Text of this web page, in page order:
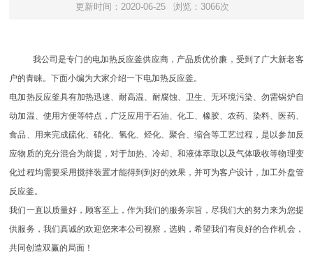
更新时间：2020-06-25 浏览：3066次
我公司是专门的电加热反应釜供应商，产品质优价廉，受到了广大新老客
户的青睐。下面小编为大家介绍一下电加热反应釜。
电加热反应釜具有加热迅速、耐高温、耐腐蚀、卫生、无环境污染、勿需锅炉自
动加温、使用方便等特点，广泛应用于石油、化工、橡胶、农药、染料、医药、
食品、用来完成硫化、硝化、氢化、烃化、聚合、缩合等工艺过程，是以参加反
应物质的充分混合为前提，对于加热、冷却、和液体萃取以及气体吸收等物理变
化过程均需要采用搅拌装置才能得到到好的效果，并可为客户设计，加工外盘管
反应釜。
我们一直以质量好，顾客至上，作为我们的服务宗旨，尽我们大的努力来为您提
供服务，我们真诚的欢迎您来本公司视察，选购，希望我们有良好的合作机会，
共同创造双赢的局面！